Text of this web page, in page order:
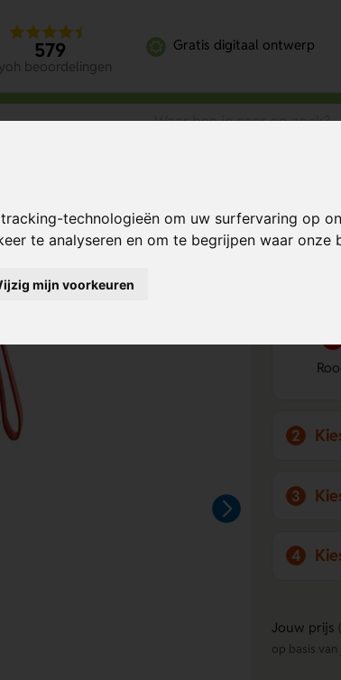
technologieën om uw surfervaring op
te analyseren en om te begrijpen waar onze
mijn voorkeuren
579
beoordelingen
Gratis digitaal ontwerp
600 ml
ml
2
3
4
Jouw prijs
op basis van